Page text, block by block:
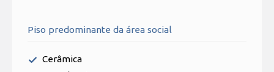
Piso predominante da área social
Cerâmica